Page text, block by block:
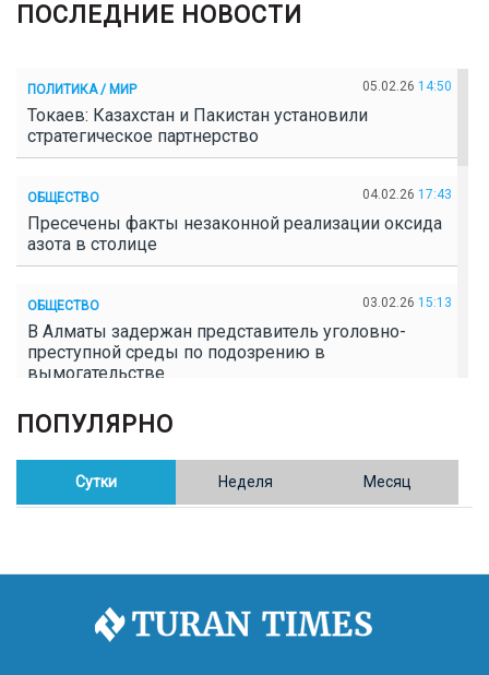
ПОСЛЕДНИЕ НОВОСТИ
ПОЛИТИКА / МИР 05.02.26 14:50
Токаев: Казахстан и Пакистан установили
стратегическое партнерство
ОБЩЕСТВО 04.02.26 17:43
Пресечены факты незаконной реализации оксида
азота в столице
ОБЩЕСТВО 03.02.26 15:13
В Алматы задержан представитель уголовно-
преступной среды по подозрению в
вымогательстве
ОБЩЕСТВО
Полицейские пресекли незаконное выращивание
конопли в Таразе
Казахстан возглавил Договор о зоне, свободной от
ПОПУЛЯРНО
Сутки Неделя Месяц